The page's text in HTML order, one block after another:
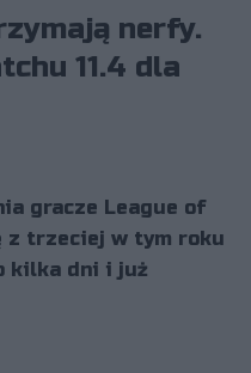
nerfy.
11.4 dla
gracze League of
z trzeciej w tym roku
kilka dni i już